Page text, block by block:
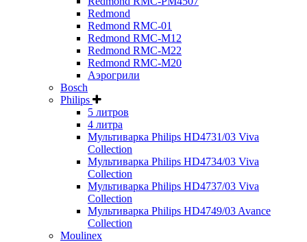
Redmond
Redmond RMC-01
Redmond RMC-M12
Redmond RMC-M22
Redmond RMC-M20
Аэрогрили
Bosch
Philips
5 литров
4 литра
Мультиварка Philips HD4731/03 Viva
Collection
Мультиварка Philips HD4734/03 Viva
Collection
Мультиварка Philips HD4737/03 Viva
Collection
Мультиварка Philips HD4749/03 Avance
Collection
Moulinex